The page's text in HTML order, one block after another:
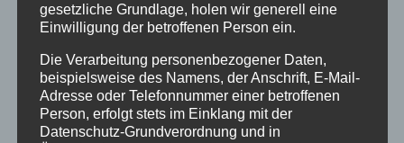
Audio-
Player
00:00
Podcast:Play in new window|Download
gesetzliche Grundlage, holen wir generell eine
Einwilligung der betroffenen Person ein.
Die Verarbeitung personenbezogener Daten,
beispielsweise des Namens, der Anschrift, E-Mail-
Adresse oder Telefonnummer einer betroffenen
Person, erfolgt stets im Einklang mit der
Datenschutz-Grundverordnung und in